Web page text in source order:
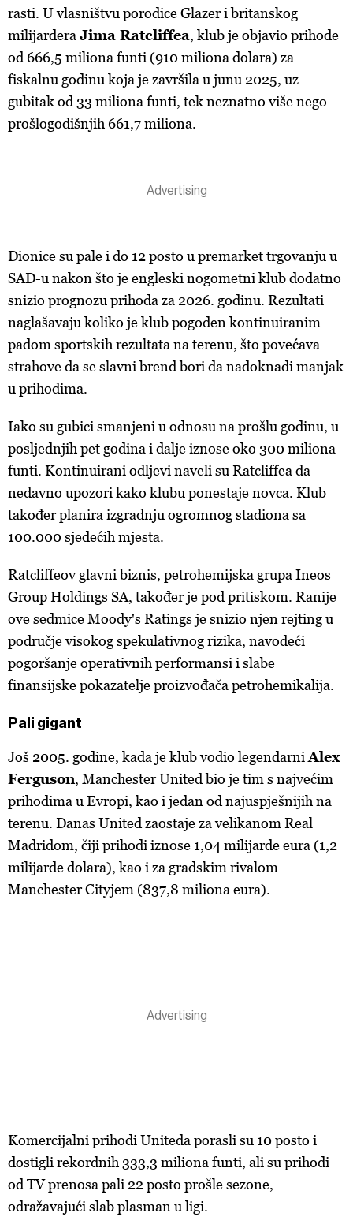
rasti. U vlasništvu porodice Glazer i britanskog
milijardera Jima Ratcliffea, klub je objavio prihode
od 666,5 miliona funti (910 miliona dolara) za
fiskalnu godinu koja je završila u junu 2025, uz
gubitak od 33 miliona funti, tek neznatno više nego
prošlogodišnjih 661,7 miliona.
Dionice su pale i do 12 posto u premarket trgovanju u
SAD-u nakon što je engleski nogometni klub dodatno
snizio prognozu prihoda za 2026. godinu. Rezultati
naglašavaju koliko je klub pogođen kontinuiranim
padom sportskih rezultata na terenu, što povećava
strahove da se slavni brend bori da nadoknadi manjak
u prihodima.
Iako su gubici smanjeni u odnosu na prošlu godinu, u
posljednjih pet godina i dalje iznose oko 300 miliona
funti. Kontinuirani odljevi naveli su Ratcliffea da
nedavno upozori kako klubu ponestaje novca. Klub
također planira izgradnju ogromnog stadiona sa
100.000 sjedećih mjesta.
Ratcliffeov glavni biznis, petrohemijska grupa Ineos
Group Holdings SA, također je pod pritiskom. Ranije
ove sedmice Moody's Ratings je snizio njen rejting u
područje visokog spekulativnog rizika, navodeći
pogoršanje operativnih performansi i slabe
finansijske pokazatelje proizvođača petrohemikalija.
Pali gigant
Još 2005. godine, kada je klub vodio legendarni Alex
Ferguson, Manchester United bio je tim s najvećim
prihodima u Evropi, kao i jedan od najuspješnijih na
terenu. Danas United zaostaje za velikanom Real
Madridom, čiji prihodi iznose 1,04 milijarde eura (1,2
milijarde dolara), kao i za gradskim rivalom
Manchester Cityjem (837,8 miliona eura).
Komercijalni prihodi Uniteda porasli su 10 posto i
dostigli rekordnih 333,3 miliona funti, ali su prihodi
od TV prenosa pali 22 posto prošle sezone,
odražavajući slab plasman u ligi.